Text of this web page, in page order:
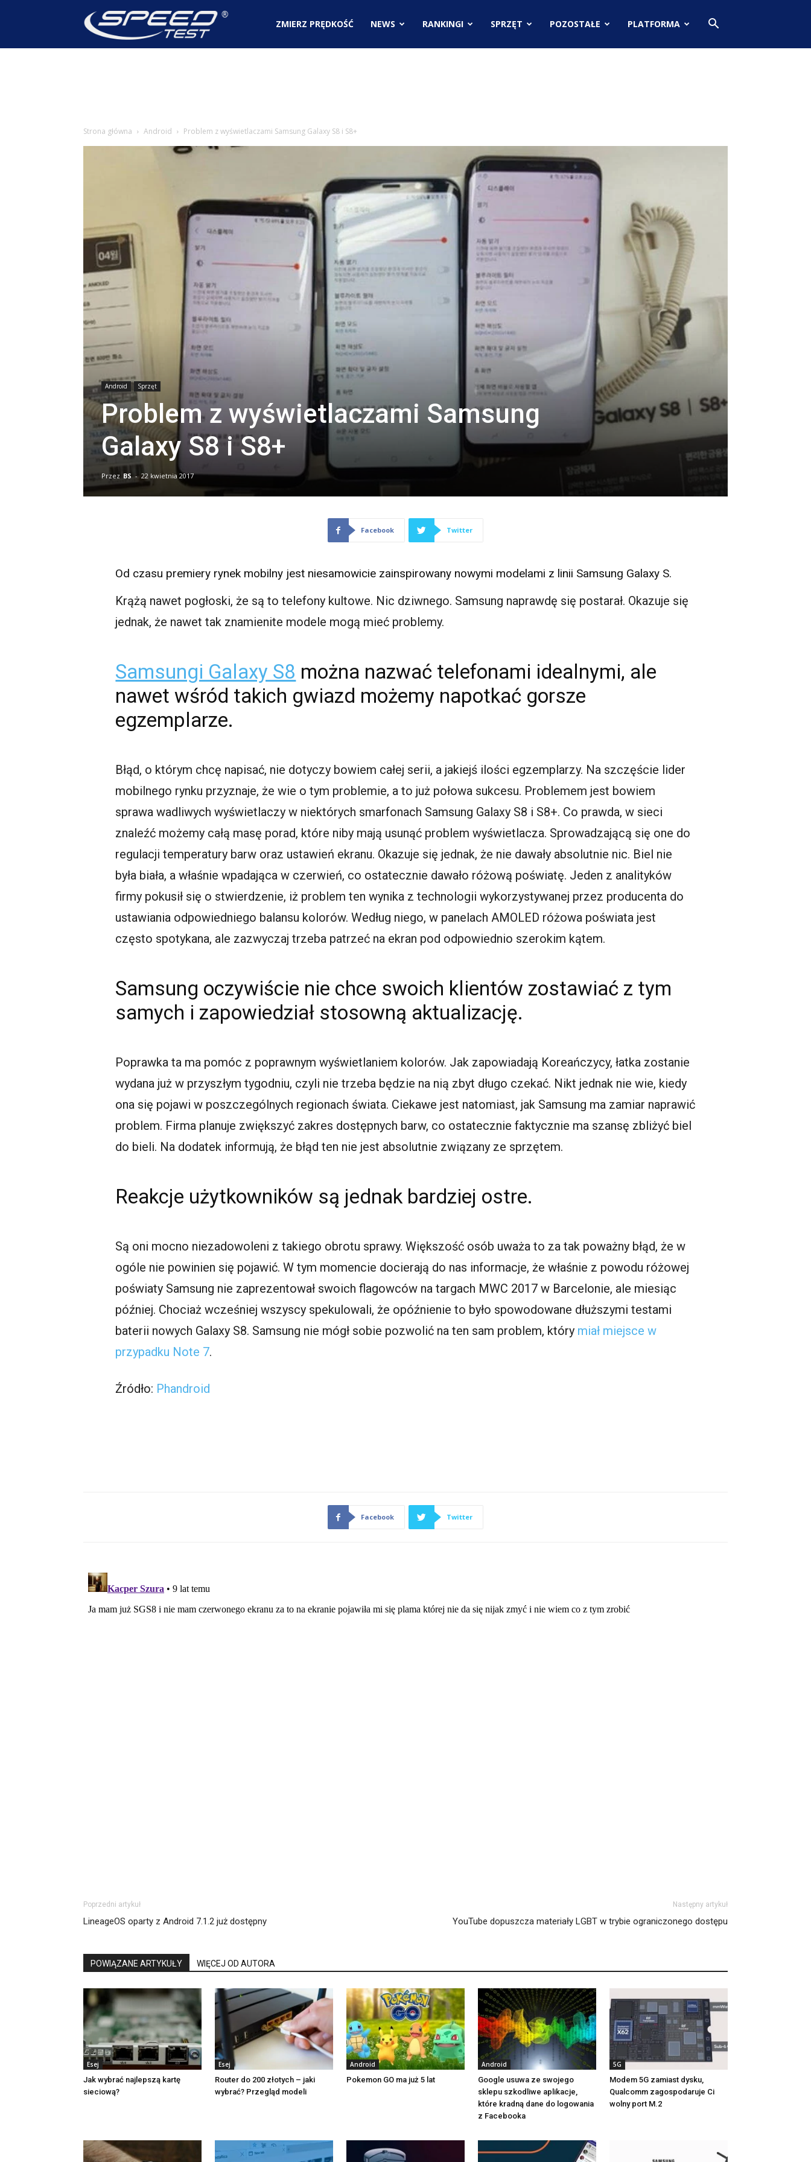
SpeedTest.plZMIERZ PRĘDKOŚĆ NEWS RANKINGI SPRZĘT POZOSTAŁE PLATFORMA
Strona główna Android Problem z wyświetlaczami Samsung Galaxy S8 i S8+
Android Sprzęt
Problem z wyświetlaczami Samsung
Galaxy S8 i S8+
Przez BS - 22 kwietnia 2017
Facebook Twitter
Od czasu premiery rynek mobilny jest niesamowicie zainspirowany nowymi modelami z linii Samsung Galaxy S.
Krążą nawet pogłoski, że są to telefony kultowe. Nic dziwnego. Samsung naprawdę się postarał. Okazuje się
jednak, że nawet tak znamienite modele mogą mieć problemy.
Samsungi Galaxy S8 można nazwać telefonami idealnymi, ale
nawet wśród takich gwiazd możemy napotkać gorsze
egzemplarze.
Błąd, o którym chcę napisać, nie dotyczy bowiem całej serii, a jakiejś ilości egzemplarzy. Na szczęście lider
mobilnego rynku przyznaje, że wie o tym problemie, a to już połowa sukcesu. Problemem jest bowiem
sprawa wadliwych wyświetlaczy w niektórych smarfonach Samsung Galaxy S8 i S8+. Co prawda, w sieci
znaleźć możemy całą masę porad, które niby mają usunąć problem wyświetlacza. Sprowadzającą się one do
regulacji temperatury barw oraz ustawień ekranu. Okazuje się jednak, że nie dawały absolutnie nic. Biel nie
była biała, a właśnie wpadająca w czerwień, co ostatecznie dawało różową poświatę. Jeden z analityków
firmy pokusił się o stwierdzenie, iż problem ten wynika z technologii wykorzystywanej przez producenta do
ustawiania odpowiedniego balansu kolorów. Według niego, w panelach AMOLED różowa poświata jest
często spotykana, ale zazwyczaj trzeba patrzeć na ekran pod odpowiednio szerokim kątem.
Samsung oczywiście nie chce swoich klientów zostawiać z tym
samych i zapowiedział stosowną aktualizację.
Poprawka ta ma pomóc z poprawnym wyświetlaniem kolorów. Jak zapowiadają Koreańczycy, łatka zostanie
wydana już w przyszłym tygodniu, czyli nie trzeba będzie na nią zbyt długo czekać. Nikt jednak nie wie, kiedy
ona się pojawi w poszczególnych regionach świata. Ciekawe jest natomiast, jak Samsung ma zamiar naprawić
problem. Firma planuje zwiększyć zakres dostępnych barw, co ostatecznie faktycznie ma szansę zbliżyć biel
do bieli. Na dodatek informują, że błąd ten nie jest absolutnie związany ze sprzętem.
Reakcje użytkowników są jednak bardziej ostre.
Są oni mocno niezadowoleni z takiego obrotu sprawy. Większość osób uważa to za tak poważny błąd, że w
ogóle nie powinien się pojawić. W tym momencie docierają do nas informacje, że właśnie z powodu różowej
poświaty Samsung nie zaprezentował swoich flagowców na targach MWC 2017 w Barcelonie, ale miesiąc
później. Chociaż wcześniej wszyscy spekulowali, że opóźnienie to było spowodowane dłuższymi testami
baterii nowych Galaxy S8. Samsung nie mógł sobie pozwolić na ten sam problem, który miał miejsce w
przypadku Note 7.
Źródło: Phandroid
Facebook Twitter
Poprzedni artykuł
LineageOS oparty z Android 7.1.2 już dostępny
Następny artykuł
YouTube dopuszcza materiały LGBT w trybie ograniczonego dostępu
POWIĄZANE ARTYKUŁY WIĘCEJ OD AUTORA
Esej
Jak wybrać najlepszą kartę
sieciową?
Esej
Router do 200 złotych – jaki
wybrać? Przegląd modeli
Android
Pokemon GO ma już 5 lat
Android
Google usuwa ze swojego
sklepu szkodliwe aplikacje,
które kradną dane do logowania
z Facebooka
5G
Modem 5G zamiast dysku,
Qualcomm zagospodaruje Ci
wolny port M.2